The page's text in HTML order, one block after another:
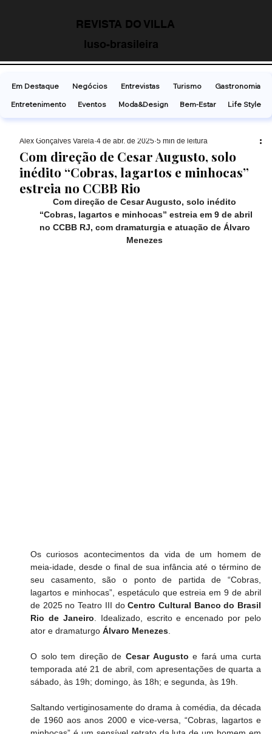
REVISTA DO VILLA
luso-brasileira
Com direção de Cesar Augusto, solo
inédito “Cobras, lagartos e minhocas”
estreia no CCBB Rio
Alex Gonçalves Varela 4 de abr. de 2025 5 min de leitura
Com direção de Cesar Augusto, solo inédito
“Cobras, lagartos e minhocas” estreia em 9 de abril
no CCBB RJ, com dramaturgia e atuação de Álvaro
Menezes
Os curiosos acontecimentos da vida de um homem de
meia-idade, desde o final de sua infância até o término de
seu casamento, são o ponto de partida de “Cobras,
lagartos e minhocas”, espetáculo que estreia em 9 de abril
de 2025 no Teatro III do Centro Cultural Banco do Brasil
Rio de Janeiro. Idealizado, escrito e encenado por pelo
ator e dramaturgo Álvaro Menezes.
O solo tem direção de Cesar Augusto e fará uma curta
temporada até 21 de abril, com apresentações de quarta a
sábado, às 19h; domingo, às 18h; e segunda, às 19h.
Saltando vertiginosamente do drama à comédia, da década
de 1960 aos anos 2000 e vice-versa, “Cobras, lagartos e
Em Destaque Negócios Entrevistas Turismo
Gastronomia
Entretenimento
Eventos Moda&Design Bem-Estar Life Style